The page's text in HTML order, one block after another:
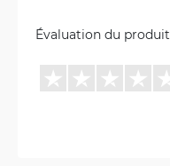
Évaluation du produit